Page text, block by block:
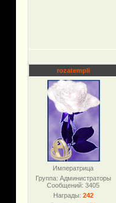
rozatempli
Императрица
Группа: Администраторы
Сообщений:3405
Награды: 242